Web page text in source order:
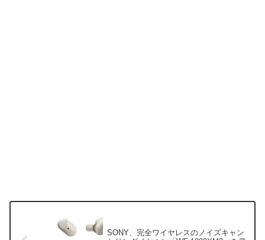
SONY、完全ワイヤレスのノイズキャン